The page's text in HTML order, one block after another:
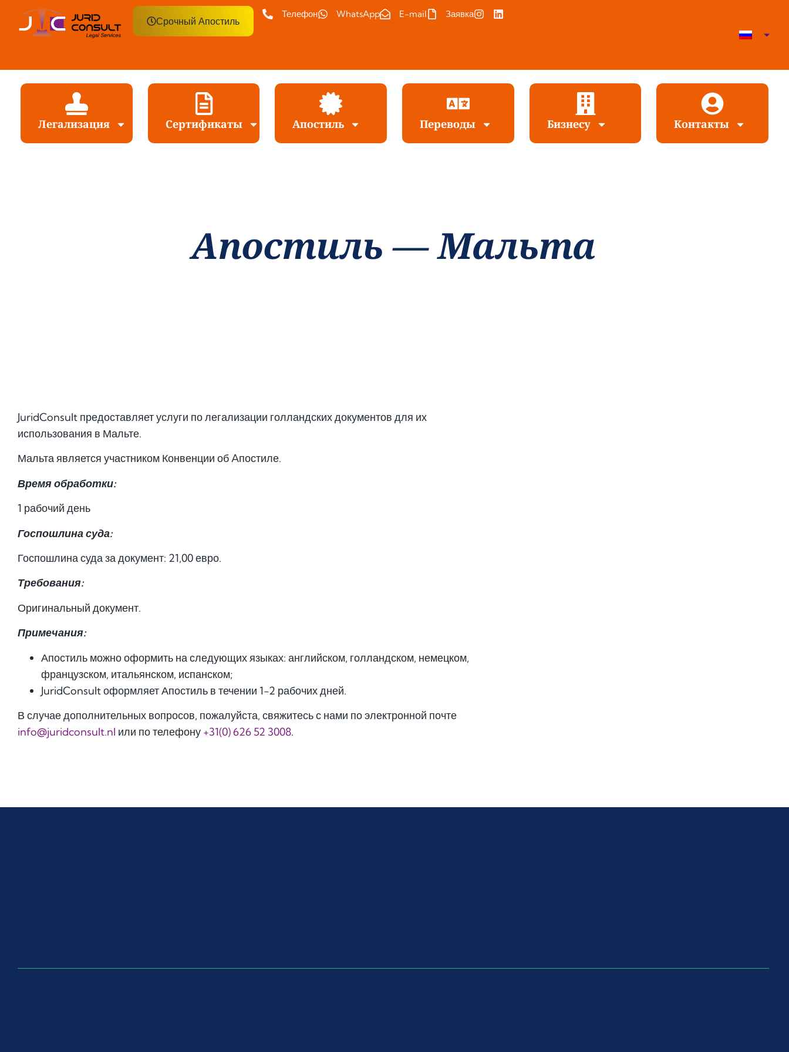
Срочный Апостиль
Телефон WhatsApp E-mail Заявка
Легализация Сертификаты Апостиль Переводы Бизнесу Контакты
Апостиль — Мальта
JuridConsult предоставляет услуги по легализации голландских документов для их
использования в Мальте.
Мальта является участником Конвенции об Aпостиле.
Время обработки:
1 рабочий день
Госпошлина суда:
Госпошлина суда за документ: 21,00 евро.
Требования:
Оригинальный документ.
Примечания:
Апостиль можно оформить на следующих языках: английском, голландском, немецком,
французском, итальянском, испанском;
JuridConsult оформляет Апостиль в течении 1-2 рабочих дней.
В случае дополнительных вопросов, пожалуйста, свяжитесь с нами по электронной почте
info@juridconsult.nl или по телефону +31(0) 626 52 3008.